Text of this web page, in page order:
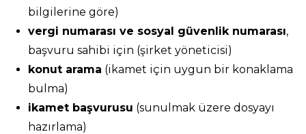
bilgilerine göre)
vergi numarası ve sosyal güvenlik numarası,
başvuru sahibi için (şirket yöneticisi)
konut arama (ikamet için uygun bir konaklama
bulma)
ikamet başvurusu (sunulmak üzere dosyayı
hazırlama)